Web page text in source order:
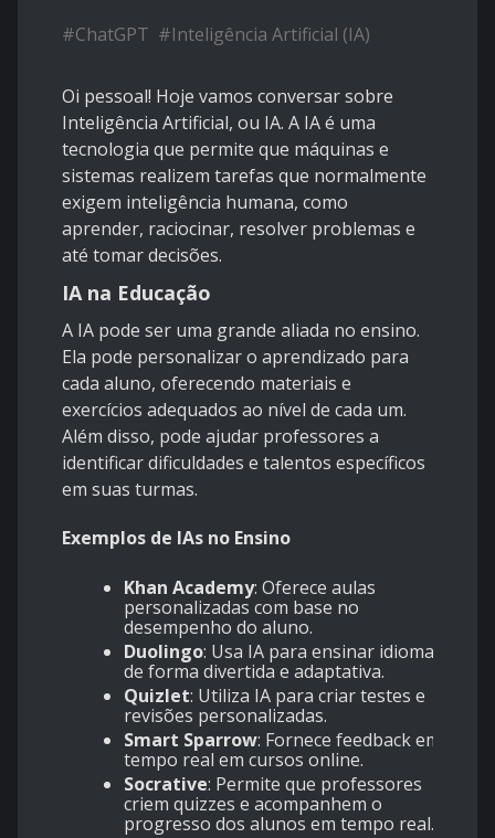
#ChatGPT #Inteligência Artificial (IA)
Oi pessoal! Hoje vamos conversar sobre
Inteligência Artificial, ou IA. A IA é uma
tecnologia que permite que máquinas e
sistemas realizem tarefas que normalmente
exigem inteligência humana, como
aprender, raciocinar, resolver problemas e
até tomar decisões.
IA na Educação
A IA pode ser uma grande aliada no ensino.
Ela pode personalizar o aprendizado para
cada aluno, oferecendo materiais e
exercícios adequados ao nível de cada um.
Além disso, pode ajudar professores a
identificar dificuldades e talentos específicos
em suas turmas.
Exemplos de IAs no Ensino
Khan Academy: Oferece aulas
personalizadas com base no
desempenho do aluno.
Duolingo: Usa IA para ensinar idiomas
de forma divertida e adaptativa.
Quizlet: Utiliza IA para criar testes e
revisões personalizadas.
Smart Sparrow: Fornece feedback em
tempo real em cursos online.
Socrative: Permite que professores
criem quizzes e acompanhem o
progresso dos alunos em tempo real.